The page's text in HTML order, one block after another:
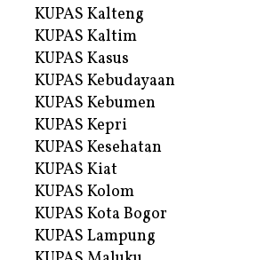
KUPAS Kalteng
KUPAS Kaltim
KUPAS Kasus
KUPAS Kebudayaan
KUPAS Kebumen
KUPAS Kepri
KUPAS Kesehatan
KUPAS Kiat
KUPAS Kolom
KUPAS Kota Bogor
KUPAS Lampung